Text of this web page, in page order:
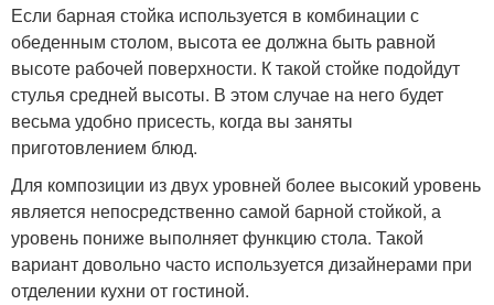
Если барная стойка используется в комбинации с
обеденным столом, высота ее должна быть равной
высоте рабочей поверхности. К такой стойке подойдут
стулья средней высоты. В этом случае на него будет
весьма удобно присесть, когда вы заняты
приготовлением блюд.
Для композиции из двух уровней более высокий уровень
является непосредственно самой барной стойкой, а
уровень пониже выполняет функцию стола. Такой
вариант довольно часто используется дизайнерами при
отделении кухни от гостиной.